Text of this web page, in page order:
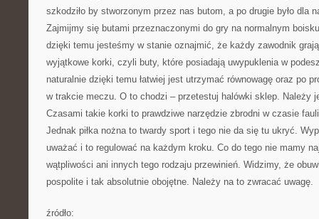
szkodziło by stworzonym przez nas butom, a po drugie było dla
Zajmijmy się butami przeznaczonymi do gry na normalnym
dzięki temu jesteśmy w stanie oznajmić, że każdy zawodnik
wyjątkowe korki, czyli buty, które posiadają uwypuklenia w
naturalnie dzięki temu łatwiej jest utrzymać równowagę oraz po
w trakcie meczu. O to chodzi – przetestuj halówki sklep. Należy
Czasami takie korki to prawdziwe narzędzie zbrodni w czasie
Jednak piłka nożna to twardy sport i tego nie da się tu ukryć.
uważać i to regulować na każdym kroku. Co do tego nie mamy
wątpliwości ani innych tego rodzaju przewinień. Widzimy, że
pospolite i tak absolutnie obojętne. Należy na to zwracać uwagę.
źródło: